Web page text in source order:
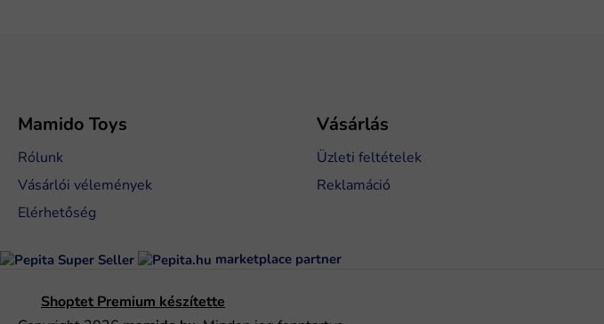
Mamido Toys
Rólunk
Vásárlói vélemények
Elérhetőség
Vásárlás
Üzleti feltételek
Reklamáció
marketplace partner
Shoptet Premium készítette